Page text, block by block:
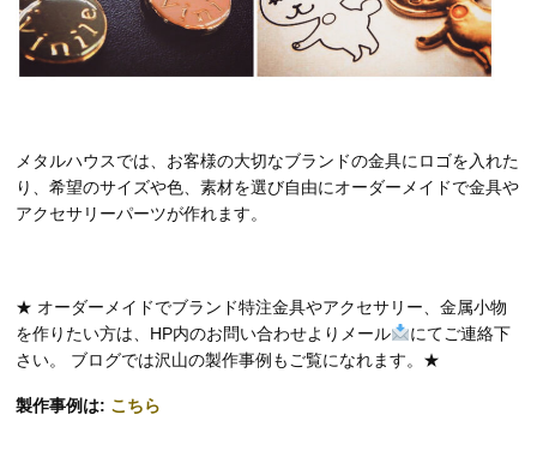
メタルハウスでは、お客様の大切なブランドの金具にロゴを入れた
り、希望のサイズや色、素材を選び自由にオーダーメイドで金具や
アクセサリーパーツが作れます。
★ オーダーメイドでブランド特注金具やアクセサリー、金属小物
を作りたい方は、HP内のお問い合わせよりメール
にてご連絡下
さい。 ブログでは沢山の製作事例もご覧になれます。★
製作事例は: こちら